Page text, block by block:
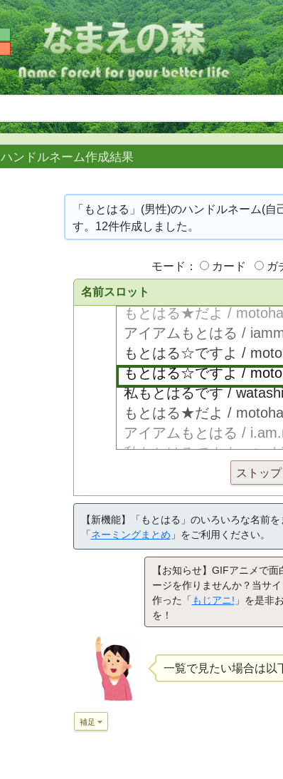
ハンドルネーム作成結果
「もとはる」(男性)のハンドルネーム(自
す。12件作成しました。
モード： カード ガ
名前スロット
ストップ
【新機能】「もとはる」のいろいろな名前
「ネーミングまとめ 」をご利用ください。
【お知らせ】GIFアニメで面
ージを作りませんか？当サ
作った「 もじアニ! 」を是非
を！
一覧で見たい場合は以
補足